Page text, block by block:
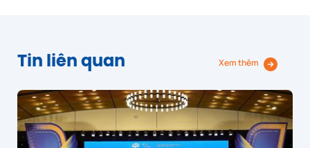
Tin liên quan Xem thêm